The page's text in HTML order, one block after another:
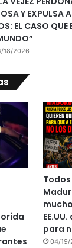
Y EXPULSA
EL CASO QUE
18/2026
para
04/19/